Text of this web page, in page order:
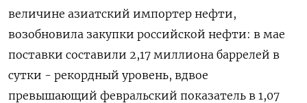
величине азиатский импортер нефти,
возобновила закупки российской нефти: в мае
поставки составили 2,17 миллиона баррелей в
сутки - рекордный уровень, ​вдвое
превышающий февральский показатель в 1,07